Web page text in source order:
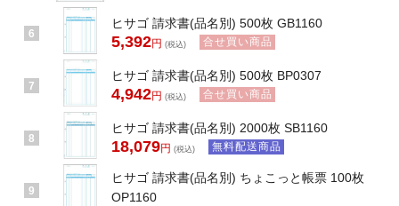
6
ヒサゴ 請求書(品名別) 500枚 GB1160
5,392円 (税込) 合せ買い商品
7
ヒサゴ 請求書(品名別) 500枚 BP0307
4,942円 (税込) 合せ買い商品
8
ヒサゴ 請求書(品名別) 2000枚 SB1160
18,079円 (税込) 無料配送商品
9
ヒサゴ 請求書(品名別) ちょこっと帳票 100枚
OP1160